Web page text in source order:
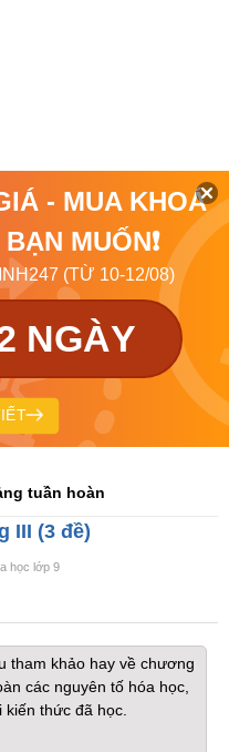
- MUA KHOÁ
MUỐN❗
(TỪ 10-12/08)
NGÀY
tuần hoàn
III (3 đề)
học lớp 9
tham khảo hay về chương
các nguyên tố hóa học,
kiến thức đã học.